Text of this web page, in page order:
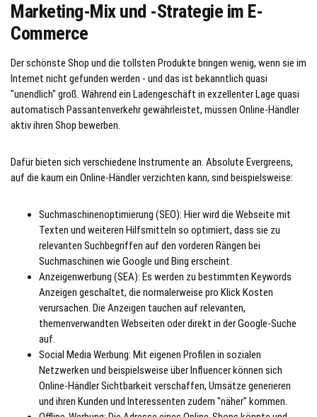
Marketing-Mix und -Strategie im E-
Commerce
Der schönste Shop und die tollsten Produkte bringen wenig, wenn sie im
Internet nicht gefunden werden - und das ist bekanntlich quasi
"unendlich" groß. Während ein Ladengeschäft in exzellenter Lage quasi
automatisch Passantenverkehr gewährleistet, müssen Online-Händler
aktiv ihren Shop bewerben.
Dafür bieten sich verschiedene Instrumente an. Absolute Evergreens,
auf die kaum ein Online-Händler verzichten kann, sind beispielsweise:
Suchmaschinenoptimierung (SEO): Hier wird die Webseite mit
Texten und weiteren Hilfsmitteln so optimiert, dass sie zu
relevanten Suchbegriffen auf den vorderen Rängen bei
Suchmaschinen wie Google und Bing erscheint.
Anzeigenwerbung (SEA): Es werden zu bestimmten Keywords
Anzeigen geschaltet, die normalerweise pro Klick Kosten
verursachen. Die Anzeigen tauchen auf relevanten,
themenverwandten Webseiten oder direkt in der Google-Suche
auf.
Social Media Werbung: Mit eigenen Profilen in sozialen
Netzwerken und beispielsweise über Influencer können sich
Online-Händler Sichtbarkeit verschaffen, Umsätze generieren
und ihren Kunden und Interessenten zudem "näher" kommen.